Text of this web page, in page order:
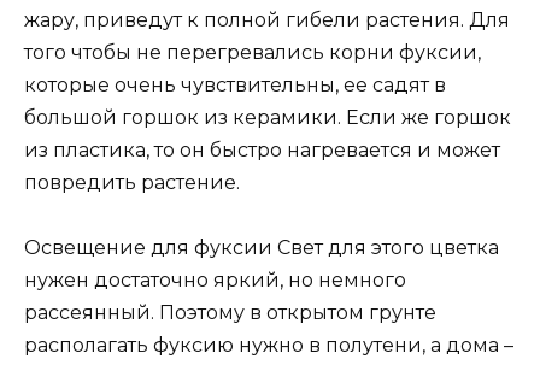
жару, приведут к полной гибели растения. Для
того чтобы не перегревались корни фуксии,
которые очень чувствительны, ее садят в
большой горшок из керамики. Если же горшок
из пластика, то он быстро нагревается и может
повредить растение.
Освещение для фуксии Свет для этого цветка
нужен достаточно яркий, но немного
рассеянный. Поэтому в открытом грунте
располагать фуксию нужно в полутени, а дома –